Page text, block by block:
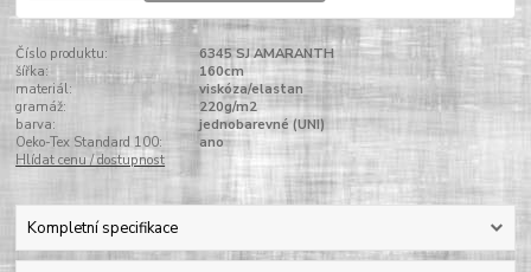
Číslo produktu:
6345 SJ AMARANTH
šířka:
160cm
materiál:
viskóza/elastan
gramáž:
220g/m2
barva:
jednobarevné (UNI)
Oeko-Tex Standard 100:
ano
Hlídat cenu / dostupnost
Kompletní specifikace